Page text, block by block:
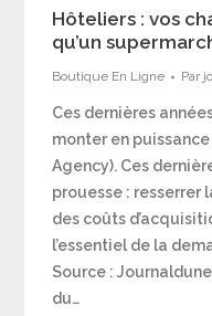
Hôteliers : vos
qu’un
Boutique En Ligne Par
Ces dernières
monter en
Agency). Ces
prouesse : resserrer
des coûts
l’essentiel de la
Source :
du…